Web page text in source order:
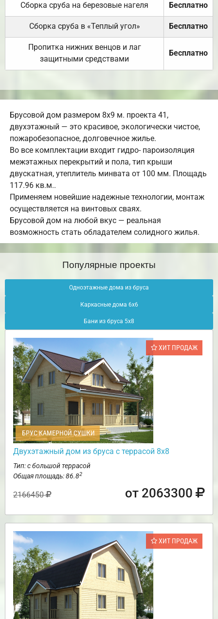
Сборка сруба на березовые нагеля Бесплатно
Сборка сруба в «Теплый угол» Бесплатно
Пропитка нижних венцов и лаг
защитными средствами
Бесплатно
Брусовой дом размером 8х9 м. проекта 41,
двухэтажный — это красивое, экологически чистое,
пожаробезопасное, долговечное жилье.
Во все комплектации входит гидро- пароизоляция
межэтажных перекрытий и пола, тип крыши
двускатная, утеплитель минвата от 100 мм. Площадь
117.96 кв.м..
Применяем новейшие надежные технологии, монтаж
осуществляется на винтовых сваях.
Брусовой дом на любой вкус — реальная
возможность стать обладателем солидного жилья.
Популярные проекты
Одноэтажные дома из бруса
Каркасные дома 6х6
Бани из бруса 5х8
ХИТ ПРОДАЖ
БРУС КАМЕРНОЙ СУШКИ
Двухэтажный дом из бруса с террасой 8х8
Тип: с большой террасой
Общая площадь: 86.82
2166450 от 2063300
ХИТ ПРОДАЖ